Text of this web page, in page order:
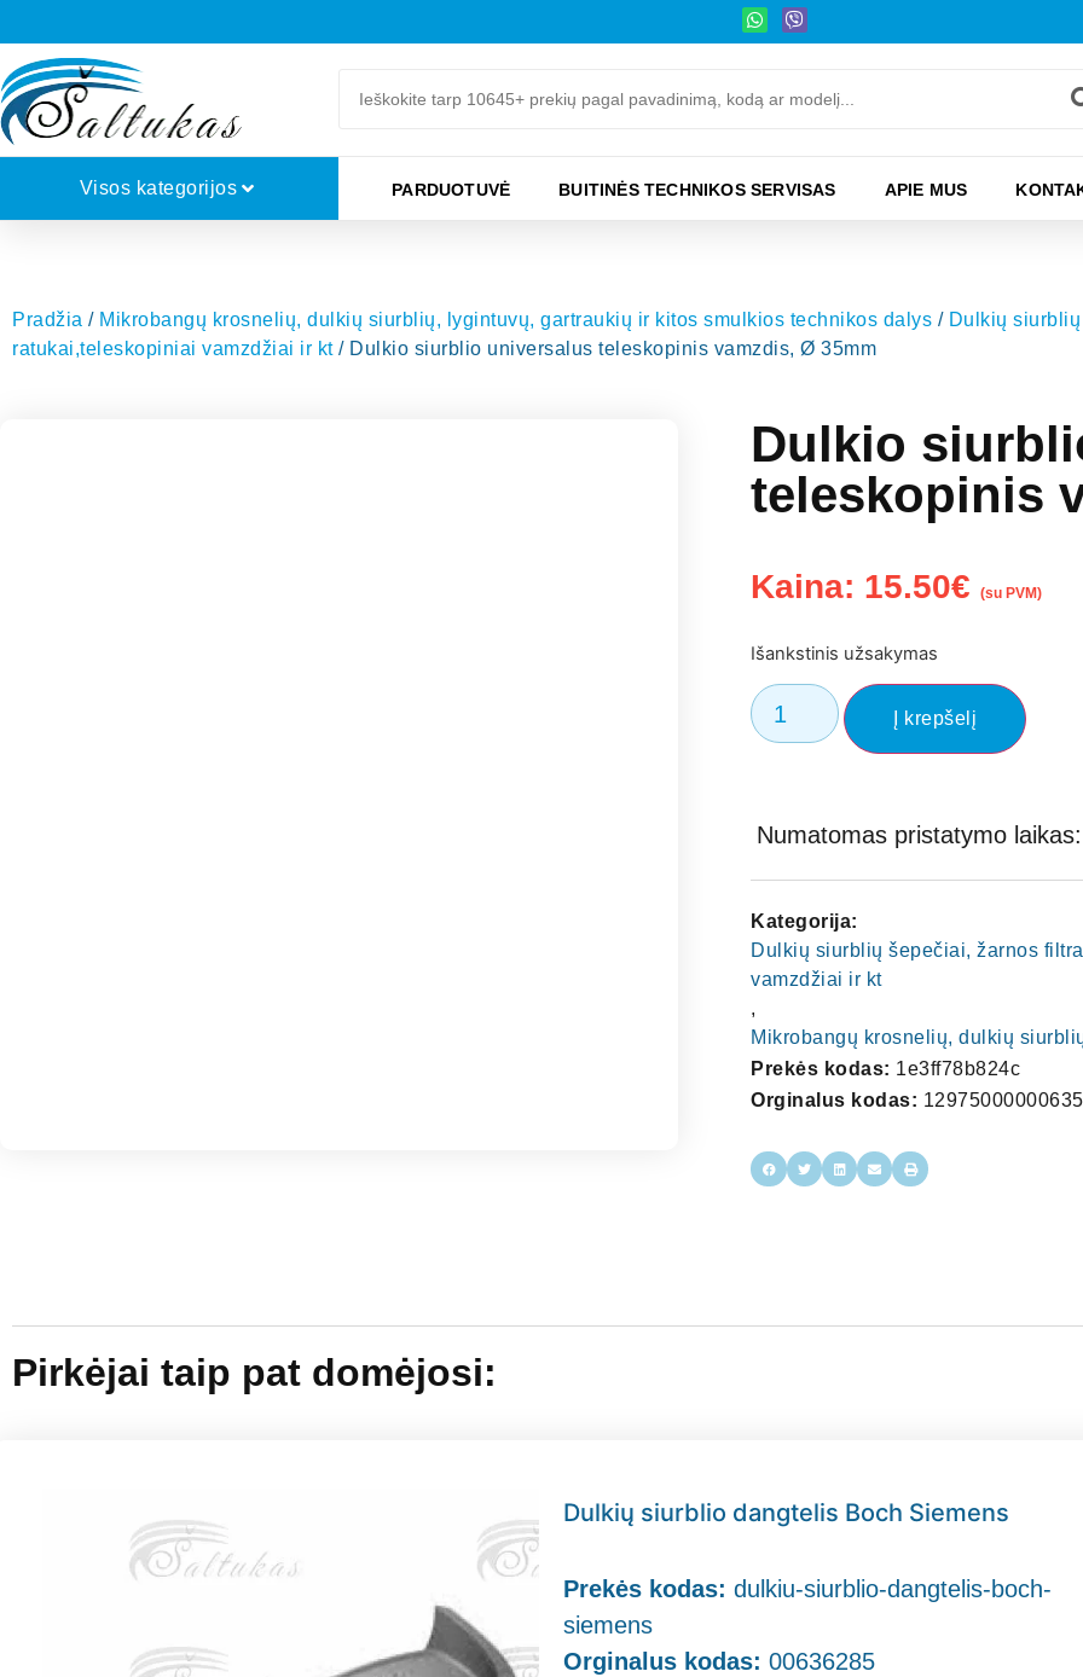
Visos kategorijos PARDUOTUVĖ BUITINĖS TECHNIKOS SERVISAS APIE MUS
Pradžia / Mikrobangų krosnelių, dulkių siurblių, lygintuvų, gartraukių ir kitos smulkios technikos dalys / Dulkių
ratukai,teleskopiniai vamzdžiai ir kt/ Dulkio siurblio universalus teleskopinis vamzdis, Ø 35mm
Dulkio
teleskopinis
Kaina: 15.50€ (su PVM)
Išankstinis užsakymas
Į krepšelį
Numatomas pristatymo
Kategorija:
Dulkių siurblių šepečiai, žarnos
vamzdžiai ir kt
,
Mikrobangų krosnelių, dulkių
Prekės kodas: 1e3ff78b824c
Orginalus kodas:
Pirkėjai taip pat domėjosi:
Dulkių siurblio dangtelis Boch Siemens
Prekės kodas:dulkiu-siurblio-dangtelis-boch-
siemens
Orginalus kodas: 00636285